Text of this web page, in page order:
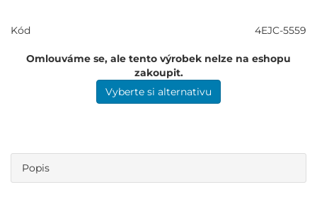
Kód 4EJC-5559
Omlouváme se, ale tento výrobek nelze na eshopu
zakoupit.
Vyberte si alternativu
Popis